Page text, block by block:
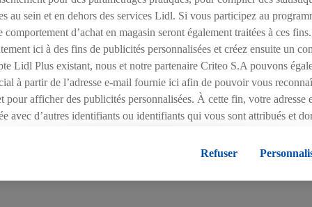
reconnues en matière de bonnes pratiques
comprennent des lignes directrices pour divers aspects de
au sein et en dehors des services Lidl. Si vous participez au
comportement d’achat en magasin seront également traitées à ces fins.
ici à des fins de publicités personnalisées et créez ensuite un
Lidl Plus existant, nous et notre partenaire Criteo S.A pouvons
à partir de l’adresse e-mail fournie ici afin de pouvoir vous
pour afficher des publicités personnalisées. À cette fin, votre adresse
avec d’autres identifiants ou identifiants qui vous sont attribués et
de l’intérêt (par exemple en plaçant le produit dans un panier d’un
services de Lidl peuvent vous être attribués en utilisant votre
Refuser